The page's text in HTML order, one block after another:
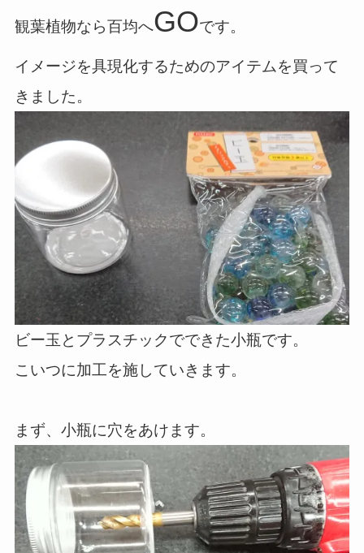
観葉植物なら百均へGOです。
イメージを具現化するためのアイテムを買って
きました。
ビー玉とプラスチックでできた小瓶です。
こいつに加工を施していきます。
まず、小瓶に穴をあけます。